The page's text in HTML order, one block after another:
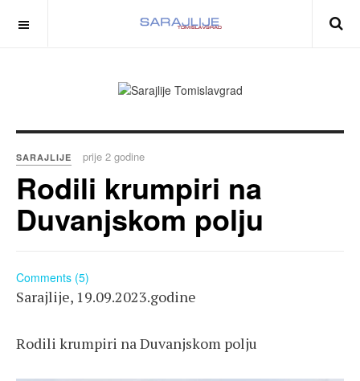
SARAJLIJE prije 2 godine
Rodili krumpiri na
Duvanjskom polju
Comments (5)
Sarajlije, 19.09.2023.godine
Rodili krumpiri na Duvanjskom polju